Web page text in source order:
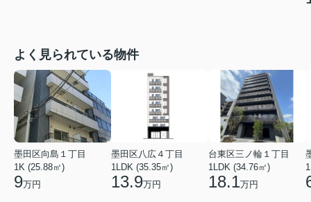
よく見られている物件
墨田区向島１丁目
1K (25.88㎡)
9万円
墨田区八広４丁目
1LDK (35.35㎡)
13.9万円
台東区三ノ輪１丁目
1LDK (34.76㎡)
18.1万円